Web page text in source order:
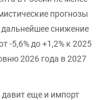
прогнозы
снижение
-5,6% до +1,2% к 2025
2026 года в 2027
еще и импорт